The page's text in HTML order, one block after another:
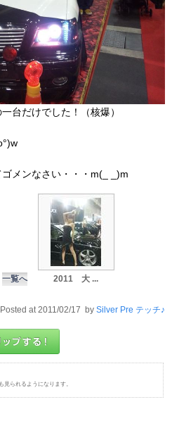
台だけでした！（核爆）
メンなさい・・・m(_ _)m
一覧へ 2011 大 ...
Posted at 2011/02/17 by Silver Pre テッチ♪
られるようになります。